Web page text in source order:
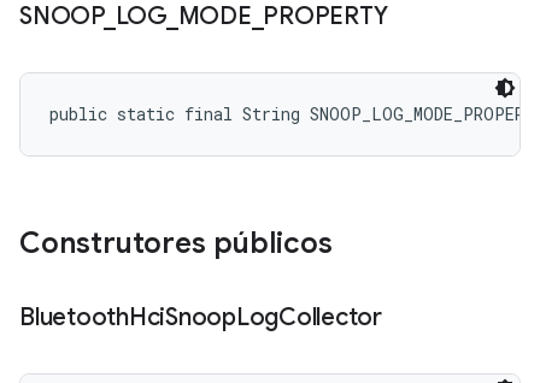
SNOOP_ LOG_ MODE PROPERTY
public static final String
Construtores públicos
BluetoothHciSnoopLogCollector